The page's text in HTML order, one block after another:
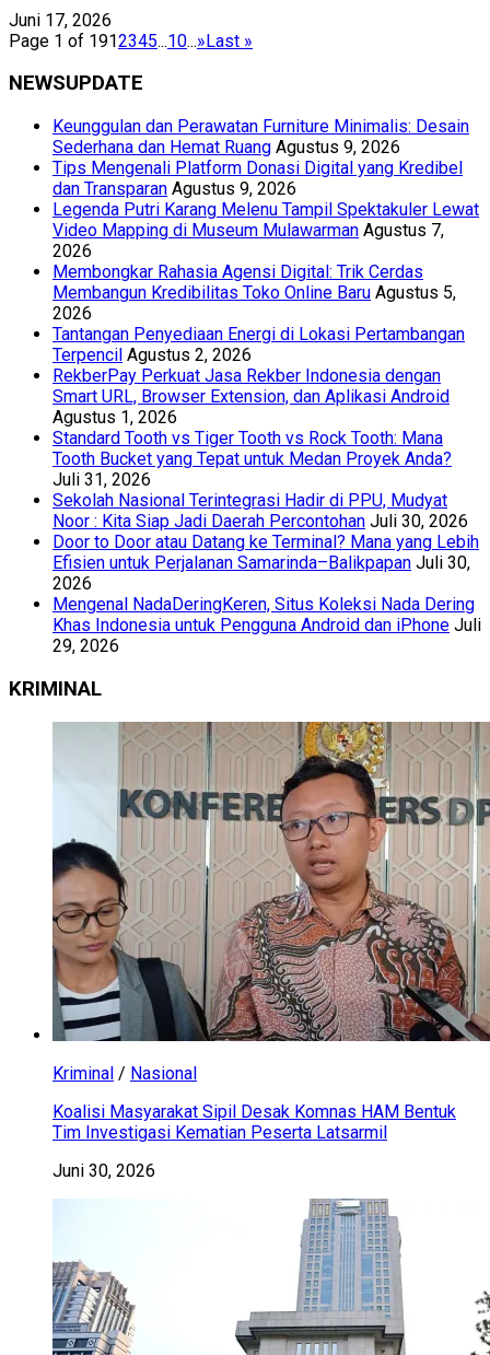
Juni 17, 2026
Page 1 of 1912345...10...»Last »
NEWSUPDATE
Keunggulan dan Perawatan Furniture Minimalis: Desain
Sederhana dan Hemat Ruang Agustus 9, 2026
Tips Mengenali Platform Donasi Digital yang Kredibel
dan Transparan Agustus 9, 2026
Legenda Putri Karang Melenu Tampil Spektakuler Lewat
Video Mapping di Museum Mulawarman Agustus 7,
2026
Membongkar Rahasia Agensi Digital: Trik Cerdas
Membangun Kredibilitas Toko Online Baru Agustus 5,
2026
Tantangan Penyediaan Energi di Lokasi Pertambangan
Terpencil Agustus 2, 2026
RekberPay Perkuat Jasa Rekber Indonesia dengan
Smart URL, Browser Extension, dan Aplikasi Android
Agustus 1, 2026
Standard Tooth vs Tiger Tooth vs Rock Tooth: Mana
Tooth Bucket yang Tepat untuk Medan Proyek Anda?
Juli 31, 2026
Sekolah Nasional Terintegrasi Hadir di PPU, Mudyat
Noor : Kita Siap Jadi Daerah Percontohan Juli 30, 2026
Door to Door atau Datang ke Terminal? Mana yang Lebih
Efisien untuk Perjalanan Samarinda–Balikpapan Juli 30,
2026
Mengenal NadaDeringKeren, Situs Koleksi Nada Dering
Khas Indonesia untuk Pengguna Android dan iPhone Juli
29, 2026
KRIMINAL
Kriminal / Nasional
Koalisi Masyarakat Sipil Desak Komnas HAM Bentuk
Tim Investigasi Kematian Peserta Latsarmil
Juni 30, 2026